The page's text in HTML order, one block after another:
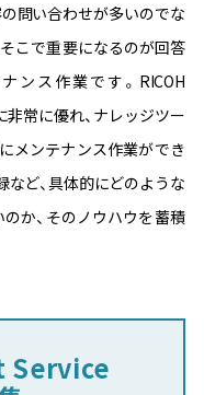
問い合わせが多いのでな
こで重要になるのが回答
ンス作業です。RICOH
常に優れ、ナレッジツー
メンテナンス作業ができ
など、具体的にどのような
か、そのノウハウを蓄積
Service